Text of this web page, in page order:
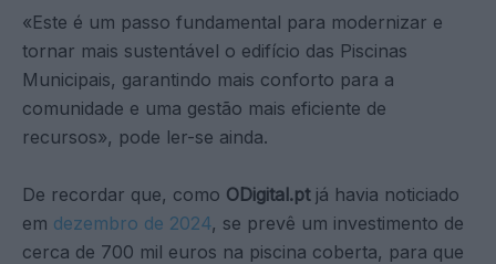
«Este é um passo fundamental para modernizar e
tornar mais sustentável o edifício das Piscinas
Municipais, garantindo mais conforto para a
comunidade e uma gestão mais eficiente de
recursos», pode ler-se ainda.
De recordar que, como ODigital.ptjá havia noticiado
em dezembro de 2024, se prevê um investimento de
cerca de 700 mil euros na piscina coberta, para que